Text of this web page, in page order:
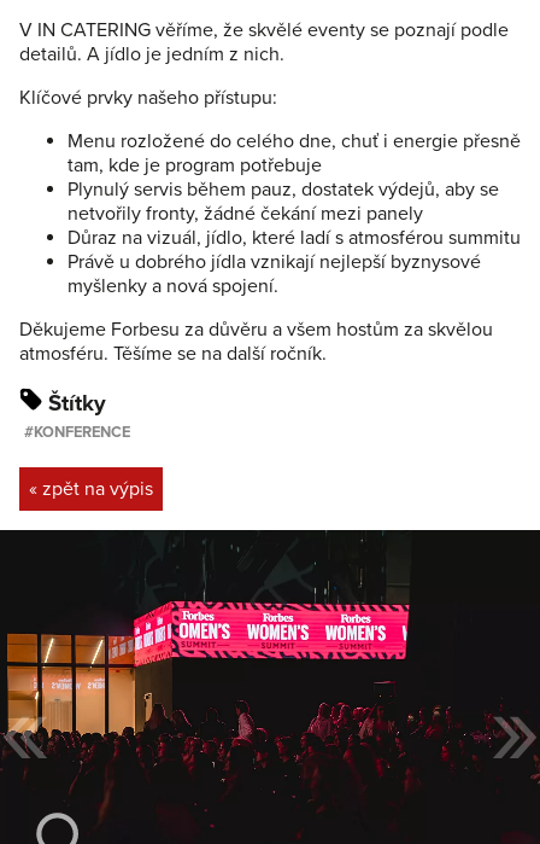
V IN CATERING věříme, že skvělé eventy se poznají podle
detailů. A jídlo je jedním z nich.
Klíčové prvky našeho přístupu:
Menu rozložené do celého dne, chuť i energie přesně
tam, kde je program potřebuje
Plynulý servis během pauz, dostatek výdejů, aby se
netvořily fronty, žádné čekání mezi panely
Důraz na vizuál, jídlo, které ladí s atmosférou summitu
Právě u dobrého jídla vznikají nejlepší byznysové
myšlenky a nová spojení.
Děkujeme Forbesu za důvěru a všem hostům za skvělou
atmosféru. Těšíme se na další ročník.
Štítky
KONFERENCE
« zpět na výpis
« »